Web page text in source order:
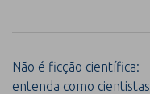
Não é ficção científica:
entenda como cientistas